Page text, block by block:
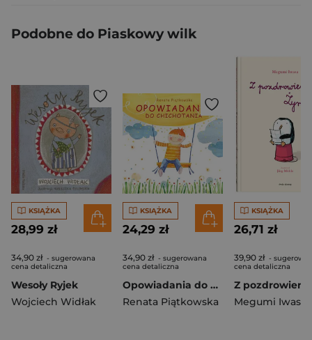
Podobne do Piaskowy wilk
KSIĄŻKA
28,99 zł
34,90 zł - sugerowana
cena detaliczna
Wesoły Ryjek
Wojciech Widłak
KSIĄŻKA
24,29 zł
34,90 zł - sugerowana
cena detaliczna
Opowiadania do chichotania
Renata Piątkowska
KSIĄŻKA
26,71 zł
39,90 zł -
cena detaliczna
Megumi Iwasa